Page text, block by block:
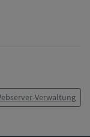
Verwaltung